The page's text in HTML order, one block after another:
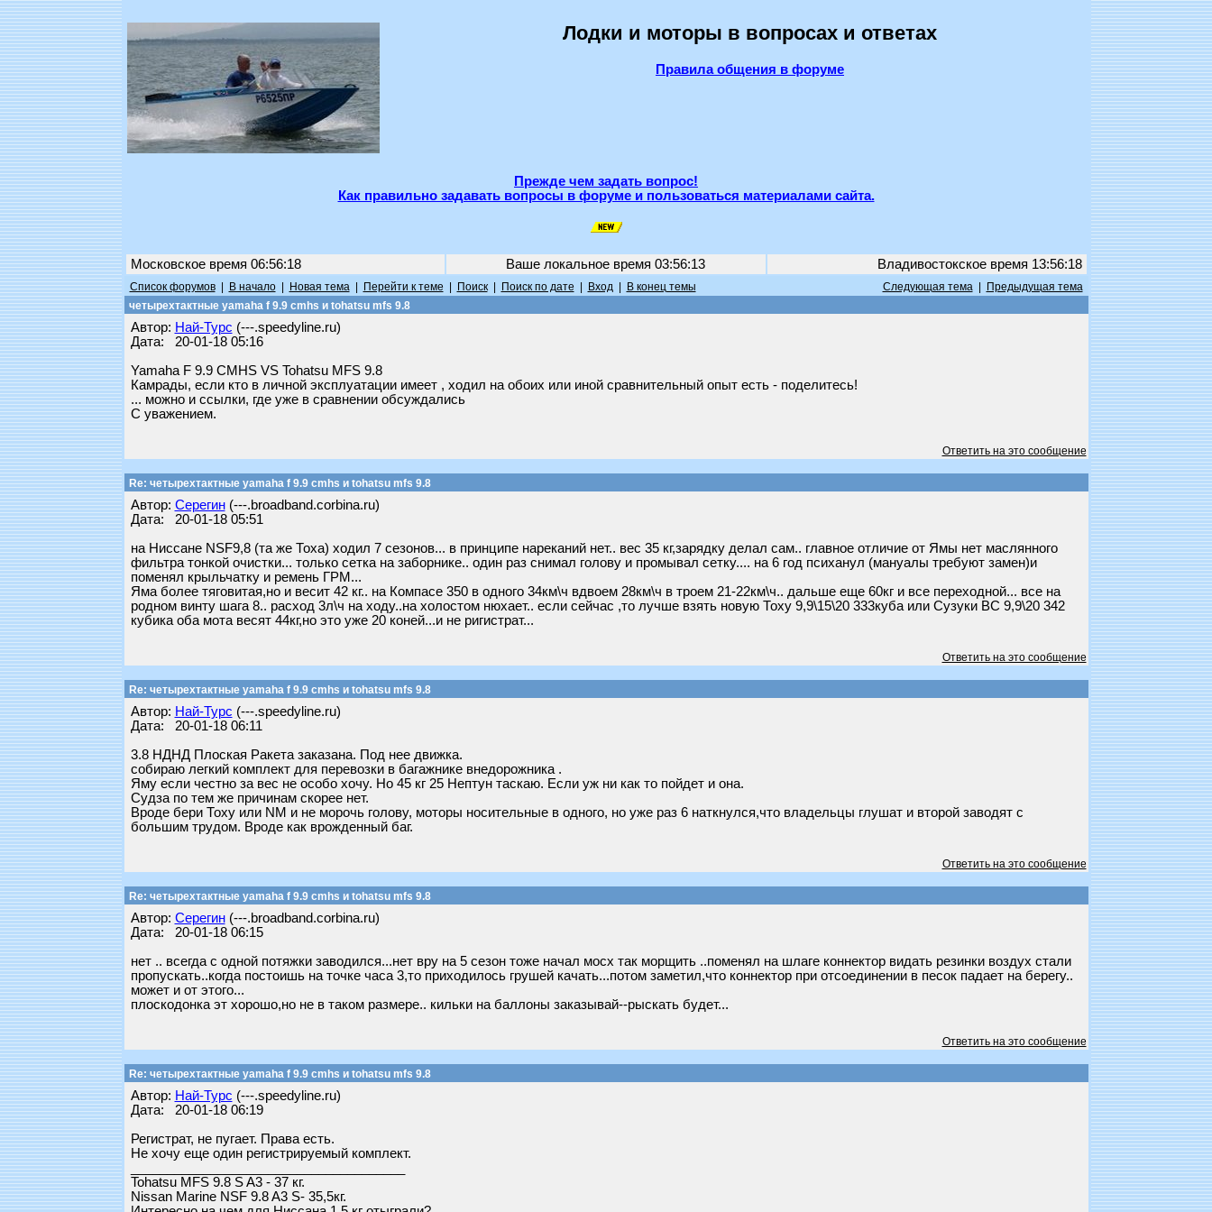
Лодки и моторы в вопросах и ответах
Правила общения в форуме
Прежде чем задать вопрос!
Как правильно задавать вопросы в форуме и пользоваться материалами сайта.
Московское время 06:56:18 Ваше локальное время 03:56:13 Владивостокское время 13:56:18
Список форумов| В начало| Новая тема| Перейти к теме Поиск| Поиск по дате Вход| В конец темы Следующая тема|
Предыдущая тема
четырехтактные yamaha f 9.9 cmhs и tohatsu mfs 9.8
Автор: Най-Турс (---.speedyline.ru)
Дата: 20-01-18 05:16
Yamaha F 9.9 CMHS VS Tohatsu MFS 9.8
Камрады, если кто в личной эксплуатации имеет , ходил на обоих или иной сравнительный опыт есть - поделитесь!
... можно и ссылки, где уже в сравнении обсуждались
С уважением.
Ответить на это сообщение
Re: четырехтактные yamaha f 9.9 cmhs и tohatsu mfs 9.8
Автор: Серегин(---.broadband.corbina.ru)
Дата: 20-01-18 05:51
на Ниссане NSF9,8 (та же Тоха) ходил 7 сезонов... в принципе нареканий нет.. вес 35 кг,зарядку делал сам.. главное отличие от Ямы нет маслянного
фильтра тонкой очистки... только сетка на заборнике.. один раз снимал голову и промывал сетку.... на 6 год психанул (мануалы требуют замен)и
поменял крыльчатку и ремень ГРМ...
Яма более тяговитая,но и весит 42 кг.. на Компасе 350 в одного 34км\ч вдвоем 28км\ч в троем 21-22км\ч.. дальше еще 60кг и все переходной... все на
родном винту шага 8.. расход 3л\ч на ходу..на холостом нюхает.. если сейчас ,то лучше взять новую Тоху 9,9\15\20 333куба или Сузуки ВС 9,9\20 342
кубика оба мота весят 44кг,но это уже 20 коней...и не ригистрат...
Ответить на это сообщение
Re: четырехтактные yamaha f 9.9 cmhs и tohatsu mfs 9.8
Автор: Най-Турс (---.speedyline.ru)
Дата: 20-01-18 06:11
3.8 НДНД Плоская Ракета заказана. Под нее движка.
собираю легкий комплект для перевозки в багажнике внедорожника .
Яму если честно за вес не особо хочу. Но 45 кг 25 Нептун таскаю. Если уж ни как то пойдет и она.
Судза по тем же причинам скорее нет.
Вроде бери Тоху или NM и не морочь голову, моторы носительные в одного, но уже раз 6 наткнулся,что владельцы глушат и второй заводят с
большим трудом. Вроде как врожденный баг.
Ответить на это сообщение
Re: четырехтактные yamaha f 9.9 cmhs и tohatsu mfs 9.8
Автор: Серегин(---.broadband.corbina.ru)
Дата: 20-01-18 06:15
нет .. всегда с одной потяжки заводился...нет вру на 5 сезон тоже начал мосх так морщить ..поменял на шлаге коннектор видать резинки воздух стали
пропускать..когда постоишь на точке часа 3,то приходилось грушей качать...потом заметил,что коннектор при отсоединении в песок падает на берегу..
может и от этого...
плоскодонка эт хорошо,но не в таком размере.. кильки на баллоны заказывай--рыскать будет...
Ответить на это сообщение
Re: четырехтактные yamaha f 9.9 cmhs и tohatsu mfs 9.8
Автор: Най-Турс (---.speedyline.ru)
Дата: 20-01-18 06:19
Регистрат, не пугает. Права есть.
Не хочу еще один регистрируемый комплект.
Tohatsu MFS 9.8 S A3 - 37 кг.
Nissan Marine NSF 9.8 A3 S- 35,5кг.